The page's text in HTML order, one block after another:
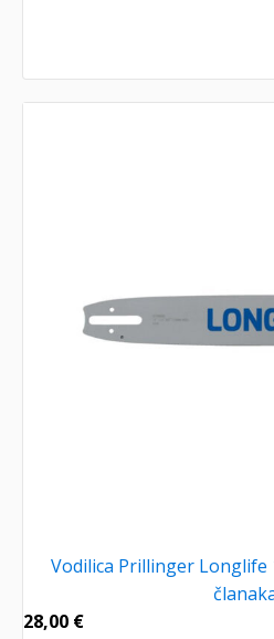
Vodilica Prillinger Longlife
28,00 €